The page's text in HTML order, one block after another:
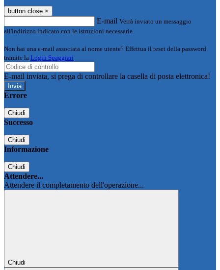
button close ×
E-mail Verrà inviato un messaggio
all'indirizzo indicato con le istruzioni necessarie.
Non hai una e-mail associata al nome utente? Effettua il reset della password
tramite la Login Spaggiari
E-mail inviata, si prega di controllare la casella di posta elettronica!
Errore
Chiudi
Successo
Chiudi
Informazione
Chiudi
Attendere...
Attendere il completamento dell'operazione...
Chiudi